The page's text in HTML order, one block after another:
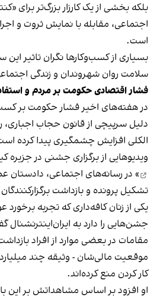
بلکه بخشی از یک کارزار بزرگ‌تر برای
اجتماعی، مقابله با نمایش ثروت و
است.
بسیاری از کسب‌وکارها نگران تاثیر
سلامت روان شهروندان و زندگی
فشار اقتصادی حکومت بر مردم و
در هفته‌های اخیر فشار حکومت بر
دلیل سرپیچی از قانون حجاب
الکلی افزایش چشمگیری پیدا کرده
ویدیوهایی از برگزاری جشنی در جزیره
» در رسانه‌های اجتماعی، دادستان
تشکیل پرونده و بازداشت
یکی از زنان کافه‌داری که تجربه
جشن‌هایی را دارد به
مقامات در بعضی موارد از افراد
موقعیت مالی‌شان - وثیقه چند
کار کردن منع کرده‌اند.
او افزود بر اساس مشاهداتش بر